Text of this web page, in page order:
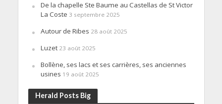
De la chapelle Ste Baume au Castellas de St Victor
La Coste 3 septembre 2025
Autour de Ribes 28 août 2025
Luzet 23 août 2025
Bollène, ses lacs et ses carrières, ses anciennes
usines 19 août 2025
Herald Posts Big